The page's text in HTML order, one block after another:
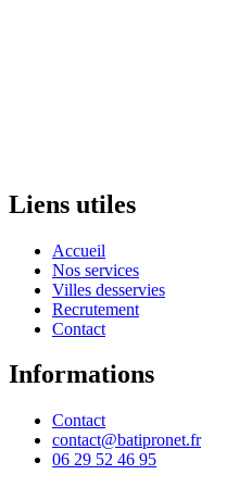
Liens utiles
Accueil
Nos services
Villes desservies
Recrutement
Contact
Informations
Contact
contact@batipronet.fr
06 29 52 46 95